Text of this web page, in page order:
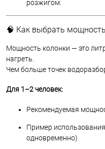
розжигом.
🧠 Как выбрать
Мощность колонки — это
нагреть.
Чем больше точек
Для 1–2 человек:
Рекомендуемая
Пример
одновременно)